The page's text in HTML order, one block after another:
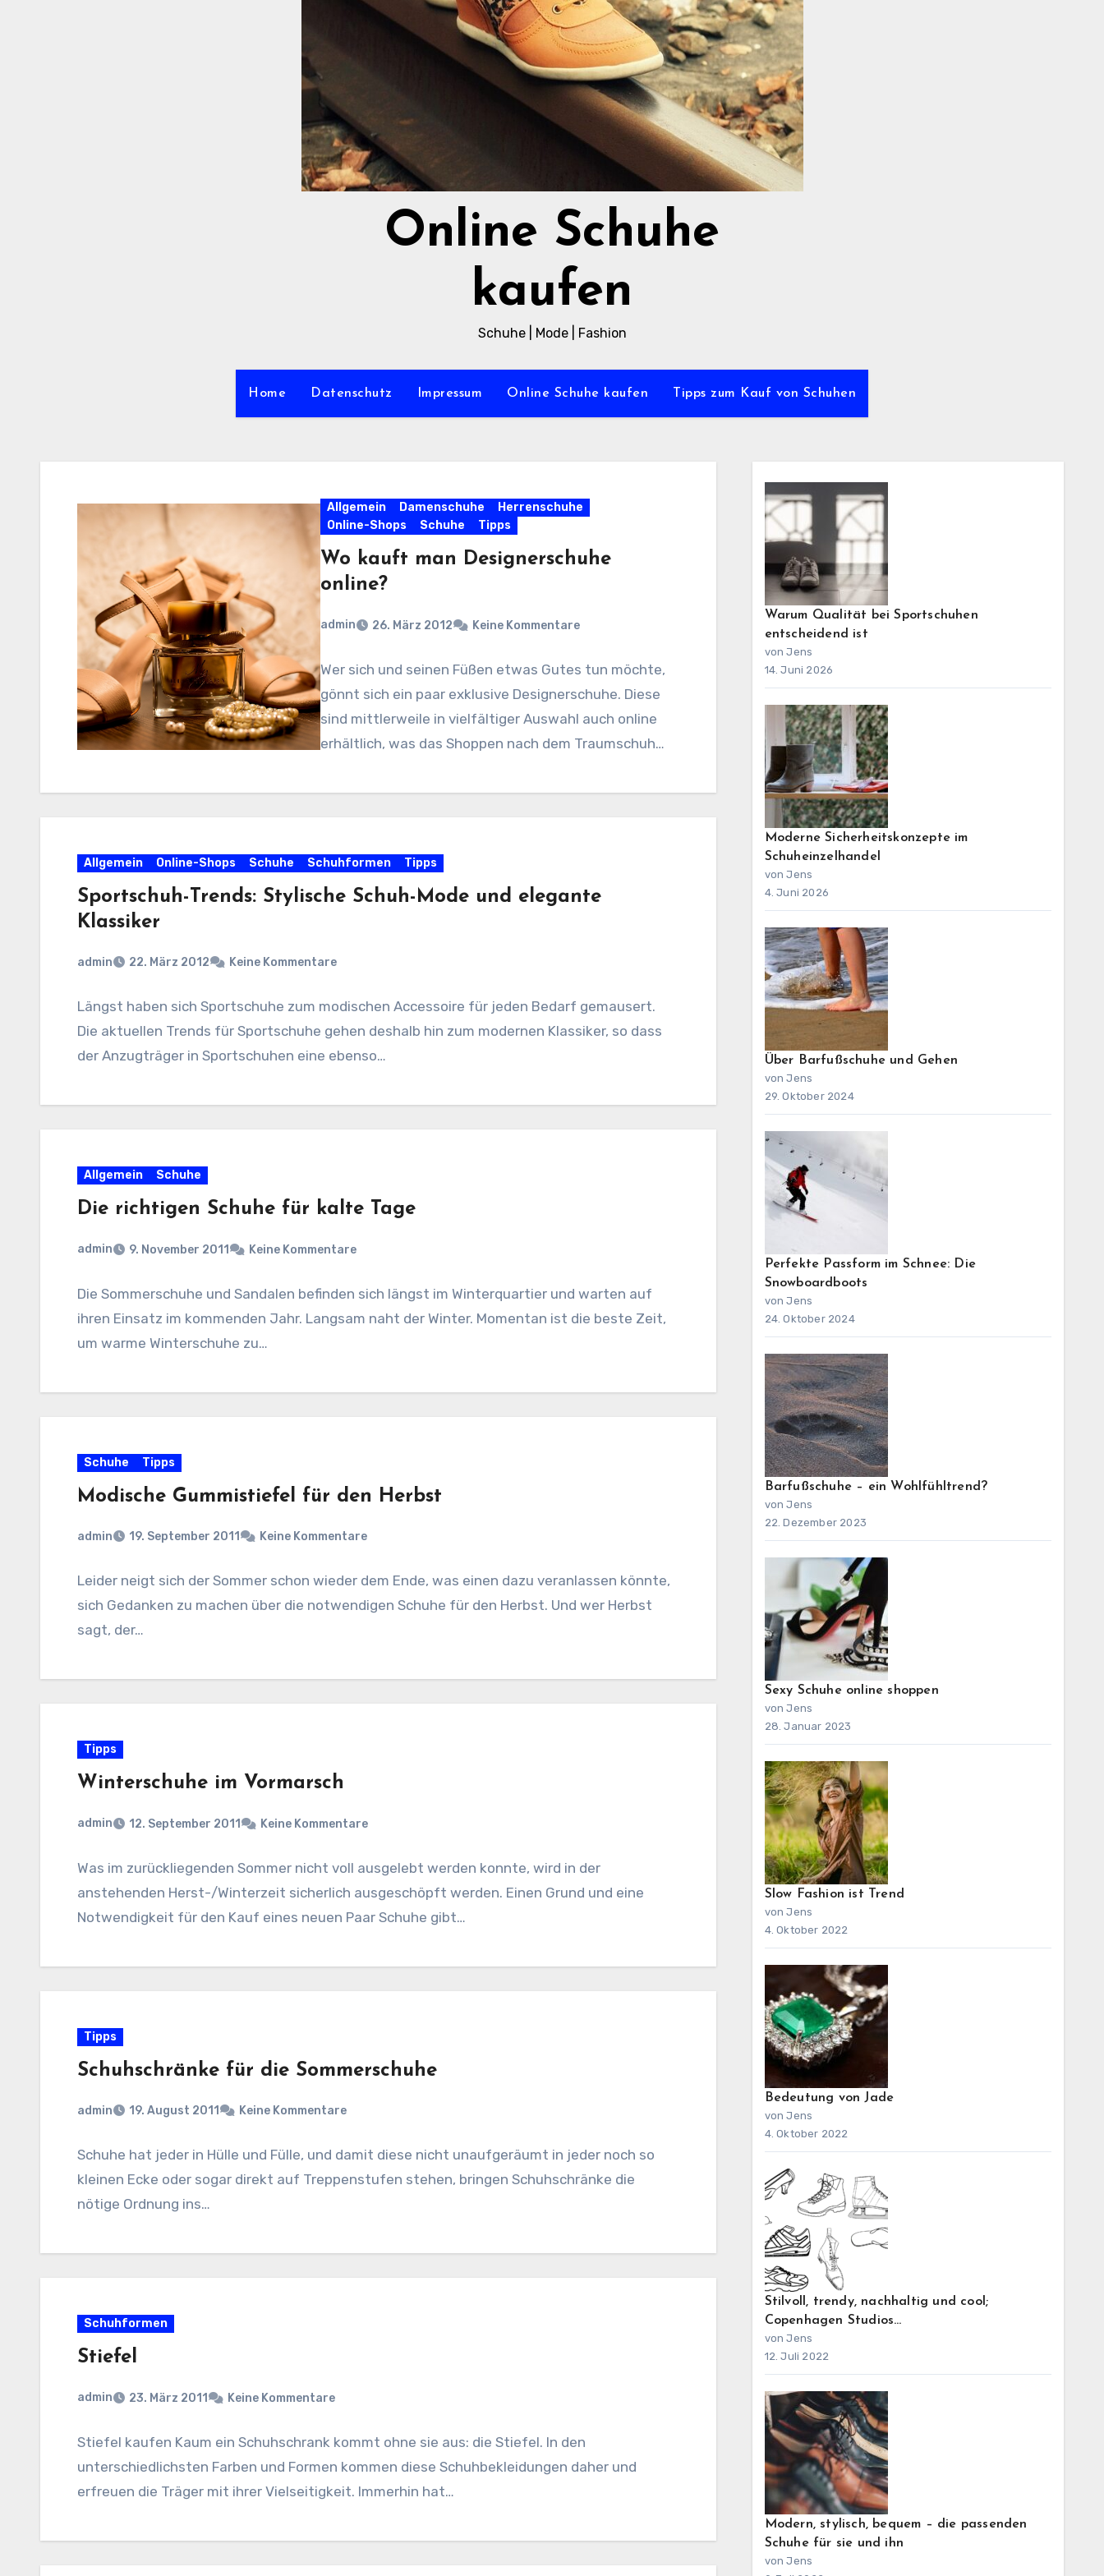
Online Schuhe
kaufen
Schuhe | Mode | Fashion
Home Datenschutz Impressum Online Schuhe kaufen Tipps zum Kauf von Schuhen
Allgemein Damenschuhe
Herrenschuhe
Online-Shops
Schuhe Tipps
Wo kauft man Designerschuhe
online?
admin 26. März 2012 Keine Kommentare
Wer sich und seinen Füßen etwas Gutes tun möchte,
gönnt sich ein paar exklusive Designerschuhe. Diese
sind mittlerweile in vielfältiger Auswahl auch online
erhältlich, was das Shoppen nach dem Traumschuh…
Allgemein Online-Shops Schuhe Schuhformen Tipps
Sportschuh-Trends: Stylische Schuh-Mode und elegante
Klassiker
admin 22. März 2012 Keine Kommentare
Längst haben sich Sportschuhe zum modischen Accessoire für jeden Bedarf gemausert.
Die aktuellen Trends für Sportschuhe gehen deshalb hin zum modernen Klassiker, so dass
der Anzugträger in Sportschuhen eine ebenso…
Allgemein Schuhe
Die richtigen Schuhe für kalte Tage
admin 9. November 2011 Keine Kommentare
Die Sommerschuhe und Sandalen befinden sich längst im Winterquartier und warten auf
ihren Einsatz im kommenden Jahr. Langsam naht der Winter. Momentan ist die beste Zeit,
um warme Winterschuhe zu…
Schuhe Tipps
Modische Gummistiefel für den Herbst
admin 19. September 2011 Keine Kommentare
Leider neigt sich der Sommer schon wieder dem Ende, was einen dazu veranlassen könnte,
sich Gedanken zu machen über die notwendigen Schuhe für den Herbst. Und wer Herbst
sagt, der…
Tipps
Winterschuhe im Vormarsch
admin 12. September 2011 Keine Kommentare
Was im zurückliegenden Sommer nicht voll ausgelebt werden konnte, wird in der
anstehenden Herst-/Winterzeit sicherlich ausgeschöpft werden. Einen Grund und eine
Notwendigkeit für den Kauf eines neuen Paar Schuhe gibt…
Tipps
Schuhschränke für die Sommerschuhe
admin 19. August 2011 Keine Kommentare
Schuhe hat jeder in Hülle und Fülle, und damit diese nicht unaufgeräumt in jeder noch so
kleinen Ecke oder sogar direkt auf Treppenstufen stehen, bringen Schuhschränke die
nötige Ordnung ins…
Schuhformen
Stiefel
admin 23. März 2011 Keine Kommentare
Stiefel kaufen Kaum ein Schuhschrank kommt ohne sie aus: die Stiefel. In den
unterschiedlichsten Farben und Formen kommen diese Schuhbekleidungen daher und
erfreuen die Träger mit ihrer Vielseitigkeit. Immerhin hat…
Warum Qualität bei Sportschuhen
entscheidend ist
von Jens
14. Juni 2026
Moderne Sicherheitskonzepte im
Schuheinzelhandel
von Jens
4. Juni 2026
Über Barfußschuhe und Gehen
von Jens
29. Oktober 2024
Perfekte Passform im Schnee: Die
Snowboardboots
von Jens
24. Oktober 2024
Barfußschuhe – ein Wohlfühltrend?
von Jens
22. Dezember 2023
Sexy Schuhe online shoppen
von Jens
28. Januar 2023
Slow Fashion ist Trend
von Jens
4. Oktober 2022
Bedeutung von Jade
von Jens
4. Oktober 2022
Stilvoll, trendy, nachhaltig und cool;
Copenhagen Studios…
von Jens
12. Juli 2022
Modern, stylisch, bequem – die passenden
Schuhe für sie und ihn
von Jens